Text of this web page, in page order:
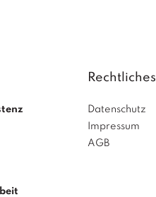
Rechtliches
Datenschutz
Impressum
AGB